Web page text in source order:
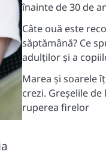
înainte de 30 de
Câte ouă este
săptămână? Ce
adulților și a
Marea și soarele
crezi. Greșelile de
ruperea firelor